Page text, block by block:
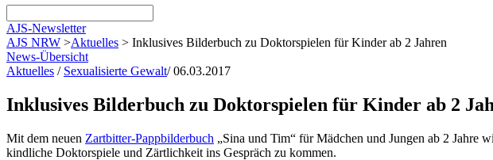
AJS-Newsletter
AJS NRW >Aktuelles > Inklusives Bilderbuch zu Doktorspielen für Kinder ab 2 Jahren
News-Übersicht
Aktuelles / Sexualisierte Gewalt/06.03.2017
Inklusives Bilderbuch zu Doktorspielen für Kinder ab 2
Mit dem neuen Zartbitter-Pappbilderbuch „Sina und Tim“ für Mädchen und Jungen ab 2 Jahre
kindliche Doktorspiele und Zärtlichkeit ins Gespräch zu kommen.